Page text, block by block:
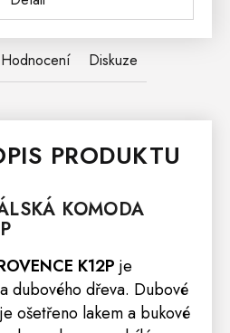
Hodnocení Diskuze
PRODUKTU
KOMODA
K12P je
dubového dřeva. Dubové
ošetřeno lakem a bukové